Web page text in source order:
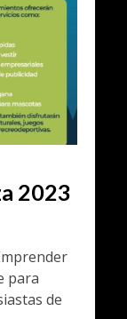
2023
para
de